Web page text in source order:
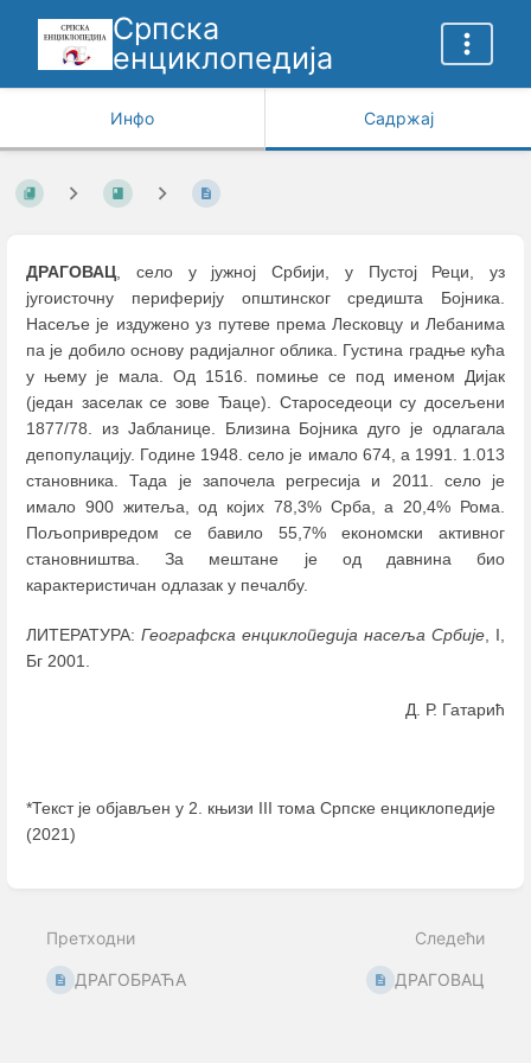
Српска
енциклопедија
Инфо Садржај
ДРАГОВАЦ, село у јужној Србији, у Пустој Реци, уз
југоисточну периферију општинског средишта Бојника.
Насеље је издужено уз путеве према Лесковцу и Лебанима
па је добило основу радијалног облика. Густина градње кућа
у њему је мала. Од 1516. помиње се под именом Дијак
(један заселак се зове Ђаце). Староседеоци су досељени
1877/78. из Јабланице. Близина Бојника дуго је одлагала
депопулацију. Године 1948. село је имало 674, а 1991. 1.013
становника. Тада је започела регресија и 2011. село је
имало 900 житеља, од којих 78,3% Срба, а 20,4% Рома.
Пољопривредом се бавило 55,7% економски активног
становништва. За мештане је од давнина био
карактеристичан одлазак у печалбу.
ЛИТЕРАТУРА: Географска енциклопедија насеља Србије , I,
Бг 2001.
Д. Р. Гатарић
*Текст је објављен у 2. књизи III тома Српске енциклопедије
(2021)
mode
Претходни
ДРАГОБРАЋА
Следећи
ДРАГОВАЦ